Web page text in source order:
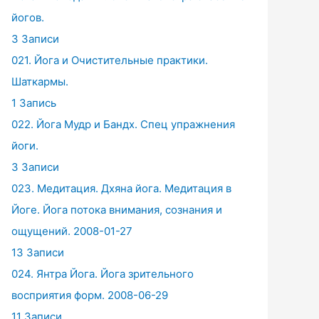
йогов.
3 Записи
021. Йога и Очистительные практики.
Шаткармы.
1 Запись
022. Йога Мудр и Бандх. Спец упражнения
йоги.
3 Записи
023. Медитация. Дхяна йога. Медитация в
Йоге. Йога потока внимания, сознания и
ощущений. 2008-01-27
13 Записи
024. Янтра Йога. Йога зрительного
восприятия форм. 2008-06-29